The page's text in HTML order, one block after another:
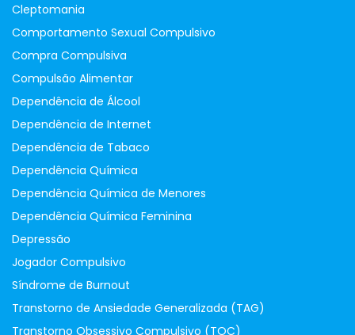
Cleptomania
Comportamento Sexual Compulsivo
Compra Compulsiva
Compulsão Alimentar
Dependência de Álcool
Dependência de Internet
Dependência de Tabaco
Dependência Química
Dependência Química de Menores
Dependência Química Feminina
Depressão
Jogador Compulsivo
Síndrome de Burnout
Transtorno de Ansiedade Generalizada (TAG)
Transtorno Obsessivo Compulsivo (TOC)